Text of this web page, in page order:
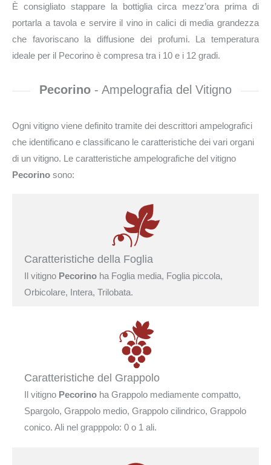
È consigliato stappare la bottiglia circa mezz’ora prima di
portarla a tavola e servire il vino in calici di media grandezza
che favoriscano la diffusione dei profumi. La temperatura
ideale per il Pecorino è compresa tra i 10 e i 12 gradi.
Pecorino - Ampelografia del Vitigno
Ogni vitigno viene definito tramite dei descrittori ampelografici
che identificano e classificano le caratteristiche dei vari organi
di un vitigno. Le caratteristiche ampelografiche del vitigno
Pecorino sono:
Caratteristiche della Foglia
Il vitigno Pecorino ha Foglia media, Foglia piccola,
Orbicolare, Intera, Trilobata.
Caratteristiche del Grappolo
Il vitigno Pecorino ha Grappolo mediamente compatto,
Spargolo, Grappolo medio, Grappolo cilindrico, Grappolo
conico. Ali nel grapppolo: 0 o 1 ali.